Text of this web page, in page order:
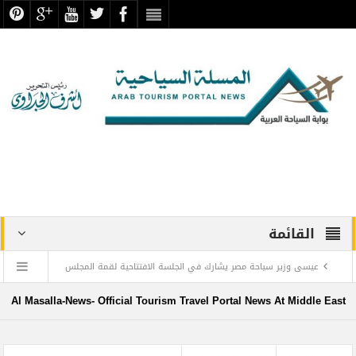
القائمة
عيسى وزير سياحة مصر يشارك في الجلسة الافتتاحية لقمة المجلس
الدولي للسفر والسياحة
Al Masalla-News- Official Tourism Travel Portal News At Middle East